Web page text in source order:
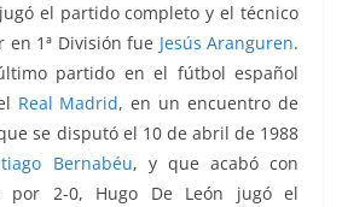
el partido completo y el técnico
1ª División fue Jesús Aranguren.
partido en el fútbol español
Real Madrid, en un encuentro de
se disputó el 10 de abril de 1988
Bernabéu, y que acabó con
por 2-0, Hugo De León jugó el